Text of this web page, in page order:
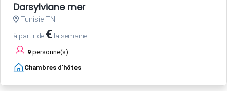
Darsylviane mer
Tunisie TN
à partir de € la semaine
9 personne(s)
Chambres d'hôtes